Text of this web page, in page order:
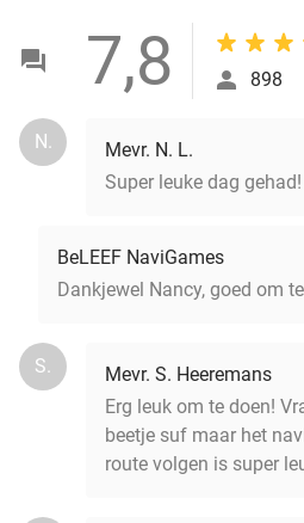
7,8 898
N.
Mevr. N. L.
Super leuke dag
BeLEEF NaviGames
Dankjewel Nancy, goed om
S.
Mevr. S. Heeremans
Erg leuk om te doen!
beetje suf maar het
route volgen is super